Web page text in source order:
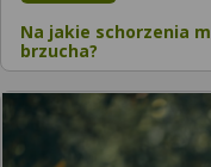
Na jakie schorzenia
brzucha?